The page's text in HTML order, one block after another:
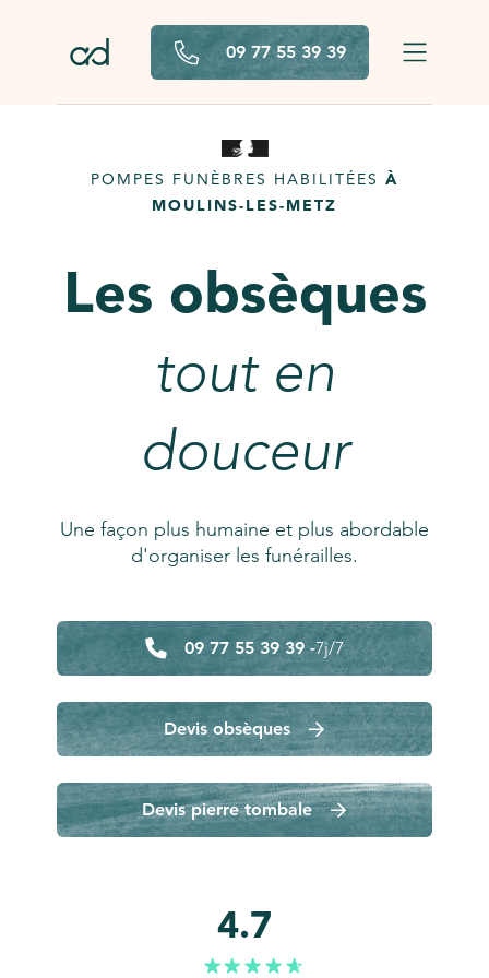
09 77 55 39 39
POMPES FUNÈBRES HABILITÉES À
MOULINS-LES-METZ
Les obsèques
tout en
douceur
Une façon plus humaine et plus abordable
d'organiser les funérailles.
09 77 55 39 39 -7j/7
Devis obsèques
Devis pierre tombale
4.7